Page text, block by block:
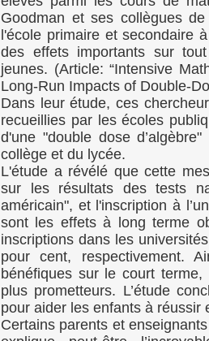
Goodman et ses collègues
l'école primaire et secondaire
des effets importants sur
jeunes. (Article: “Intensive
Long-Run Impacts of Double-
Dans leur étude, ces
recueillies par les écoles
d'une "double dose
collège et du lycée.
L'étude a révélé que cette
sur les résultats des tests
américain", et l'inscription à
sont les effets à long terme
inscriptions dans les
pour cent, respectivement.
bénéfiques sur le court
plus prometteurs. L’étude
pour aider les enfants à réussir
Certains parents et